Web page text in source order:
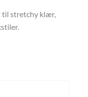
til stretchy klær,